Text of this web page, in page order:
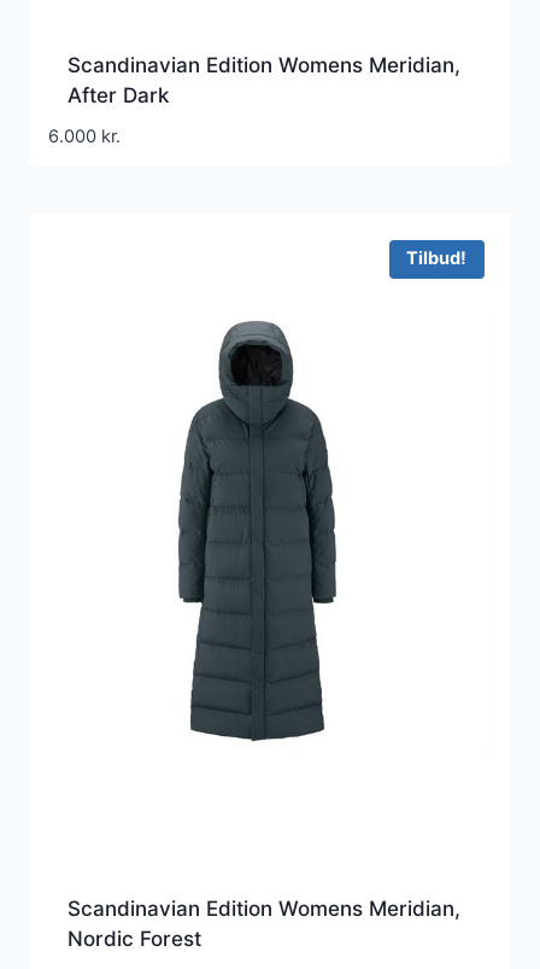
Scandinavian Edition Womens Meridian,
After Dark
6.000 kr.
Tilbud!
Scandinavian Edition Womens Meridian,
Nordic Forest